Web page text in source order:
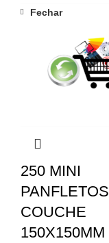
Fechar
250 MINI
PANFLETOS
COUCHE
150X150MM